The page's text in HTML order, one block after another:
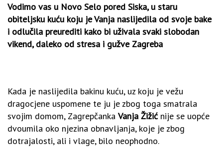
Vodimo vas u Novo Selo pored Siska, u staru
obiteljsku kuću koju je Vanja naslijedila od svoje bake
i odlučila preurediti kako bi uživala svaki slobodan
vikend, daleko od stresa i gužve Zagreba
Kada je naslijedila bakinu kuću, uz koju je vežu
dragocjene uspomene te ju je zbog toga smatrala
svojim domom, Zagrepčanka Vanja Žižićnije se uopće
dvoumila oko njezina obnavljanja, koje je zbog
dotrajalosti, ali i vlage, bilo neophodno.